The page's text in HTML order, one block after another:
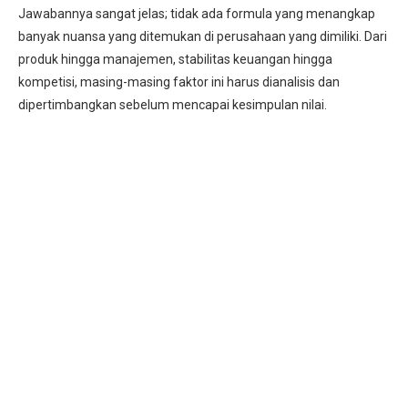
Jawabannya sangat jelas; tidak ada formula yang menangkap
banyak nuansa yang ditemukan di perusahaan yang dimiliki. Dari
produk hingga manajemen, stabilitas keuangan hingga
kompetisi, masing-masing faktor ini harus dianalisis dan
dipertimbangkan sebelum mencapai kesimpulan nilai.